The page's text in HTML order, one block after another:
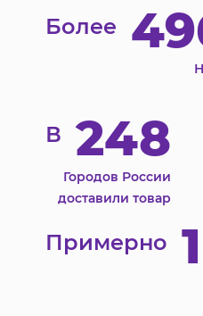
Более
В 248
Городов России
доставили товар
Примерно